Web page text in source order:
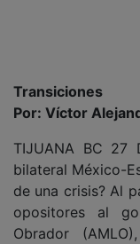
Transiciones
Por: Víctor
TIJUANA BC 27
bilateral México-
de una crisis? Al
opositores al
Obrador